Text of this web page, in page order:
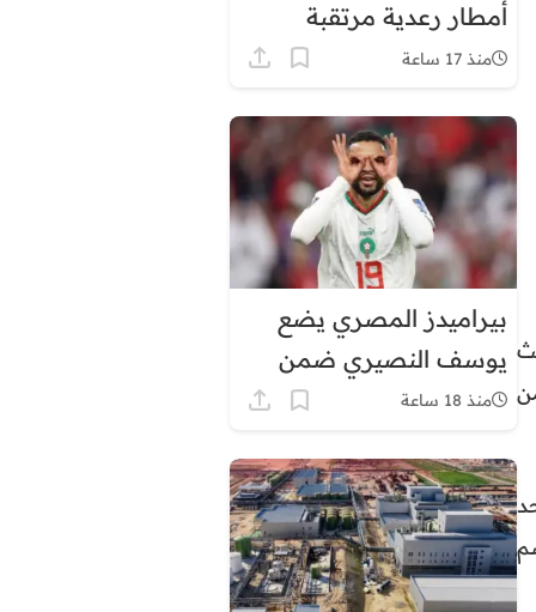
حيث
أمطار رعدية مرتقبة
وحرارة تصل إلى 45 درجة
منذ 17 ساعة
بيراميدز المصري يضع
يوسف النصيري ضمن
أولوياته الهجومية
منذ 18 ساعة